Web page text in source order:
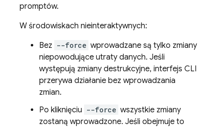
promptów.
W środowiskach nieinteraktywnych:
Bez --force wprowadzane są tylko zmiany
niepowodujące utraty danych. Jeśli
występują zmiany destrukcyjne, interfejs CLI
przerywa działanie bez wprowadzania
zmian.
Po kliknięciu --force wszystkie zmiany
zostaną wprowadzone. Jeśli obejmuje to